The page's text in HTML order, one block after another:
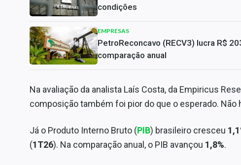
condições
EMPRESAS
PetroReconcavo (RECV3) lucra R$
comparação anual
Na avaliação da analista Laís Costa, da Empiricus
composição também foi pior do que o esperado. Não
Já o Produto Interno Bruto (PIB) brasileiro cresceu
(1T26). Na comparação anual, o PIB avançou 1,8%.